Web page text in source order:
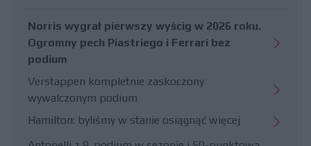
Norris wygrał pierwszy wyścig w 2026 roku.
Ogromny pech Piastriego i Ferrari bez
podium
Verstappen kompletnie zaskoczony
wywalczonym podium
Hamilton: byliśmy w stanie osiągnąć więcej